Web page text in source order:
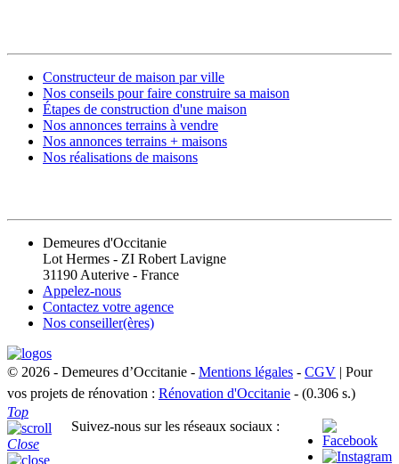
Constructeur de maison par ville
Nos conseils pour faire construire sa maison
Étapes de construction d'une maison
Nos annonces terrains à vendre
Nos annonces terrains + maisons
Nos réalisations de maisons
Demeures d'Occitanie
Lot Hermes - ZI Robert Lavigne
31190 Auterive - France
Appelez-nous
Contactez votre agence
Nos conseiller(ères)
© 2026 - Demeures d’Occitanie - Mentions légales - CGV | Pour
vos projets de rénovation : Rénovation d'Occitanie - (0.306 s.)
Suivez-nous sur les réseaux sociaux :
Top
Close